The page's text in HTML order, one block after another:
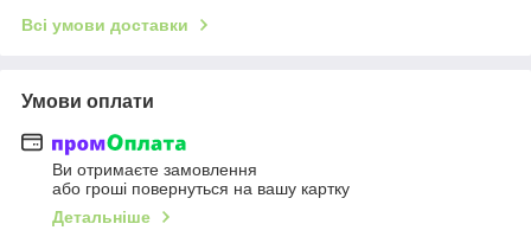
Всі умови доставки
Умови оплати
Ви отримаєте замовлення
або гроші повернуться на вашу картку
Детальніше